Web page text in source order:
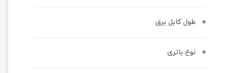
طول کابل برق
نوع باتری